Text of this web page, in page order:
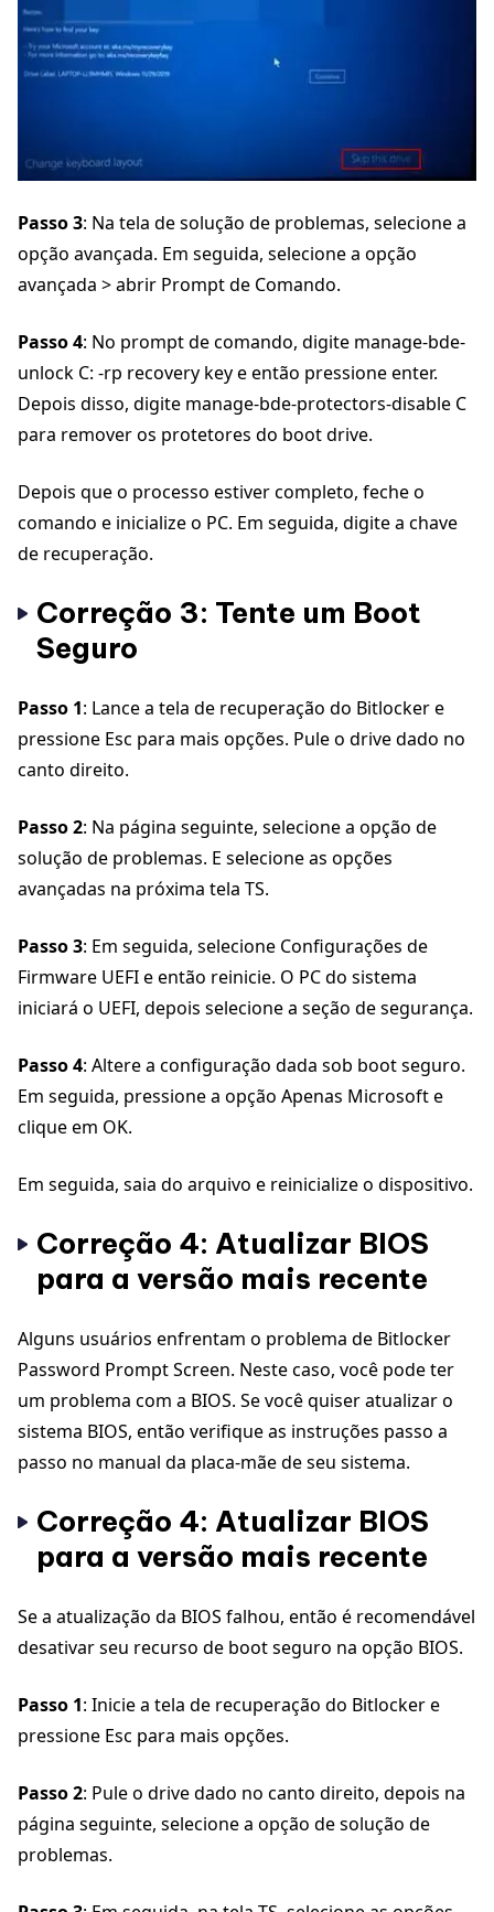
Passo 3: Na tela de solução de problemas, selecione a
opção avançada. Em seguida, selecione a opção
avançada > abrir Prompt de Comando.
Passo 4: No prompt de comando, digite manage-bde-
unlock C: -rp recovery key e então pressione enter.
Depois disso, digite manage-bde-protectors-disable C
para remover os protetores do boot drive.
Depois que o processo estiver completo, feche o
comando e inicialize o PC. Em seguida, digite a chave
de recuperação.
Correção 3: Tente um Boot
Seguro
Passo 1: Lance a tela de recuperação do Bitlocker e
pressione Esc para mais opções. Pule o drive dado no
canto direito.
Passo 2: Na página seguinte, selecione a opção de
solução de problemas. E selecione as opções
avançadas na próxima tela TS.
Passo 3: Em seguida, selecione Configurações de
Firmware UEFI e então reinicie. O PC do sistema
iniciará o UEFI, depois selecione a seção de segurança.
Passo 4: Altere a configuração dada sob boot seguro.
Em seguida, pressione a opção Apenas Microsoft e
clique em OK.
Em seguida, saia do arquivo e reinicialize o dispositivo.
Correção 4: Atualizar BIOS
para a versão mais recente
Alguns usuários enfrentam o problema de Bitlocker
Password Prompt Screen. Neste caso, você pode ter
um problema com a BIOS. Se você quiser atualizar o
sistema BIOS, então verifique as instruções passo a
passo no manual da placa-mãe de seu sistema.
Correção 4: Atualizar BIOS
para a versão mais recente
Se a atualização da BIOS falhou, então é recomendável
desativar seu recurso de boot seguro na opção BIOS.
Passo 1: Inicie a tela de recuperação do Bitlocker e
pressione Esc para mais opções.
Passo 2: Pule o drive dado no canto direito, depois na
página seguinte, selecione a opção de solução de
problemas.